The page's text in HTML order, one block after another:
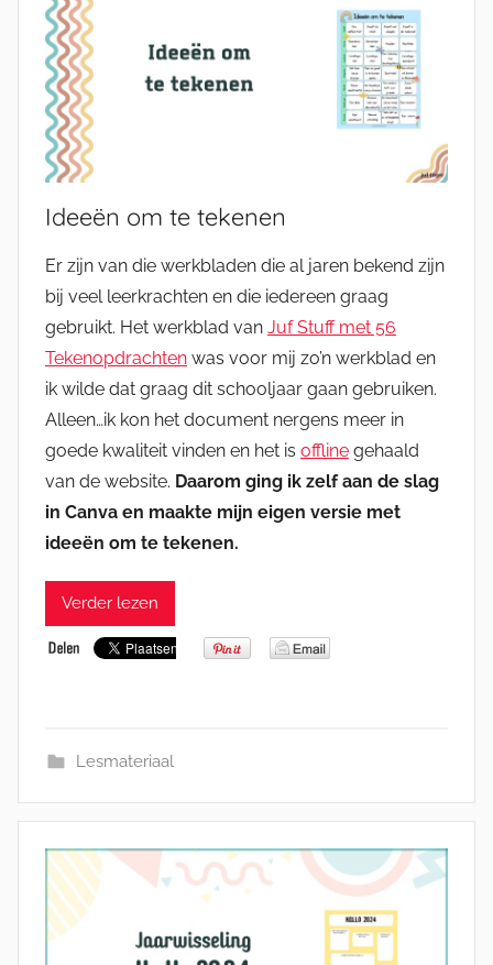
Ideeën om te tekenen
Er zijn van die werkbladen die al jaren bekend zijn
bij veel leerkrachten en die iedereen graag
gebruikt. Het werkblad van Juf Stuff met 56
Tekenopdrachten was voor mij zo’n werkblad en
ik wilde dat graag dit schooljaar gaan gebruiken.
Alleen…ik kon het document nergens meer in
goede kwaliteit vinden en het is offline gehaald
van de website. Daarom ging ik zelf aan de slag
in Canva en maakte mijn eigen versie met
ideeën om te tekenen.
Verder lezen
Lesmateriaal